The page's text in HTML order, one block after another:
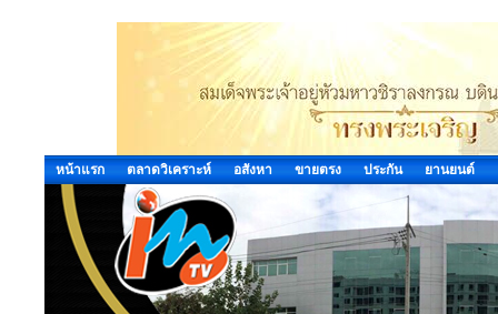
หน้าแรก ตลาดวิเคราะห์ อสังหา ขายตรง ประกัน ยานยนต์